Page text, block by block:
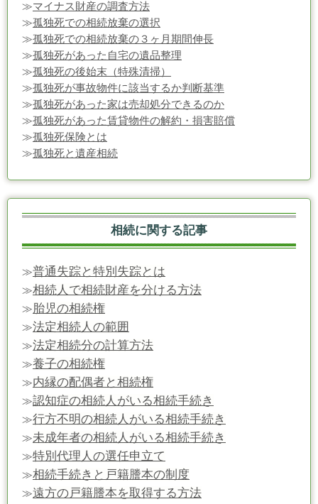
≫マイナス財産の調査方法
≫孤独死での相続放棄の選択
≫孤独死での相続放棄の３ヶ月期間伸長
≫孤独死があった自宅の遺品整理
≫孤独死の後始末（特殊清掃）
≫孤独死が事故物件に該当するか判断基準
≫孤独死があった家は売却処分できるのか
≫孤独死があった賃貸物件の解約・損害賠償
≫孤独死保険とは
≫孤独死と遺産相続
相続に関する記事
≫普通失踪と特別失踪とは
≫相続人で相続財産を分ける方法
≫胎児の相続権
≫法定相続人の範囲
≫法定相続分の計算方法
≫養子の相続権
≫内縁の配偶者と相続権
≫認知症の相続人がいる相続手続き
≫行方不明の相続人がいる相続手続き
≫未成年者の相続人がいる相続手続き
≫特別代理人の選任申立て
≫相続手続きと戸籍謄本の制度
≫遠方の戸籍謄本を取得する方法